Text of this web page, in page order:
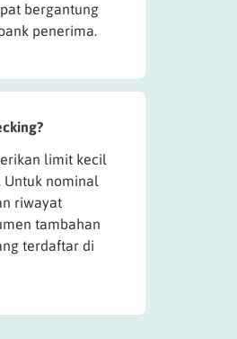
bergantung
penerima.
limit kecil
Untuk nominal
riwayat
tambahan
terdaftar di